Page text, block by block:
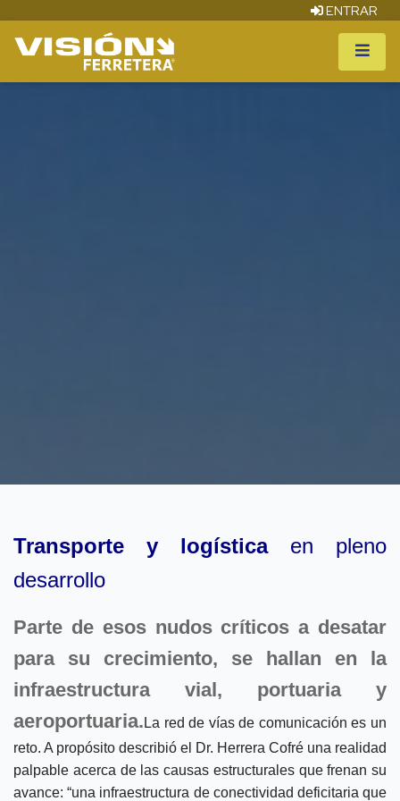
ENTRAR
Transporte y logísticaen pleno
desarrollo
Parte de esos nudos críticos a desatar
para su crecimiento, se hallan en la
infraestructura vial, portuaria y
aeroportuaria. La red de vías de comunicación es un
reto. A propósito describió el Dr. Herrera Cofré una realidad
palpable acerca de las causas estructurales que frenan su
avance: “una infraestructura de conectividad deficitaria que